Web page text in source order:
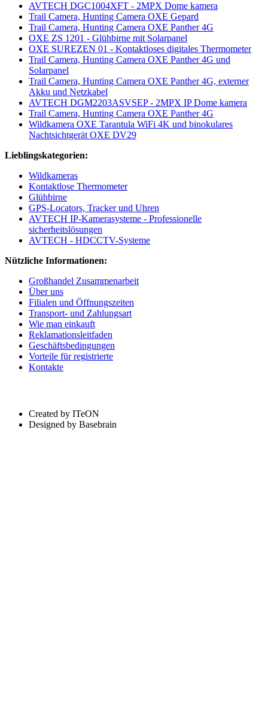
AVTECH DGC1004XFT - 2MPX Dome kamera
Trail Camera, Hunting Camera OXE Gepard
Trail Camera, Hunting Camera OXE Panther 4G
OXE ZS 1201 - Glühbirne mit Solarpanel
OXE SUREZEN 01 - Kontaktloses digitales Thermometer
Trail Camera, Hunting Camera OXE Panther 4G und
Solarpanel
Trail Camera, Hunting Camera OXE Panther 4G, externer
Akku und Netzkabel
AVTECH DGM2203ASVSEP - 2MPX IP Dome kamera
Trail Camera, Hunting Camera OXE Panther 4G
Wildkamera OXE Tarantula WiFi 4K und binokulares
Nachtsichtgerät OXE DV29
Lieblingskategorien:
Wildkameras
Kontaktlose Thermometer
Glühbirne
GPS-Locators, Tracker und Uhren
AVTECH IP-Kamerasysteme - Professionelle
sicherheitslösungen
AVTECH - HDCCTV-Systeme
Nützliche Informationen:
Großhandel Zusammenarbeit
Über uns
Filialen und Öffnungszeiten
Transport- und Zahlungsart
Wie man einkauft
Reklamationsleitfaden
Geschäftsbedingungen
Vorteile für registrierte
Kontakte
Created by ITeON
Designed by Basebrain